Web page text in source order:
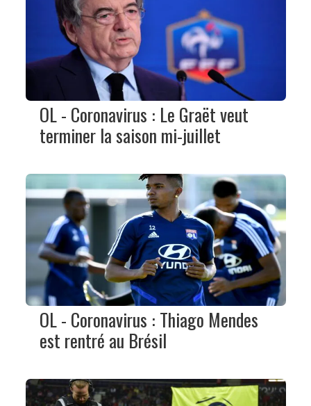
OL - Coronavirus : Le Graët veut
terminer la saison mi-juillet
OL - Coronavirus : Thiago Mendes
est rentré au Brésil